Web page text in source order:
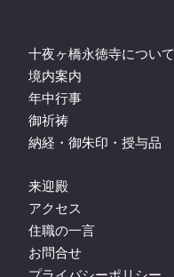
十夜ヶ橋永徳寺について
境内案内
年中行事
御祈祷
納経・御朱印・授与品
来迎殿
アクセス
住職の一言
お問合せ